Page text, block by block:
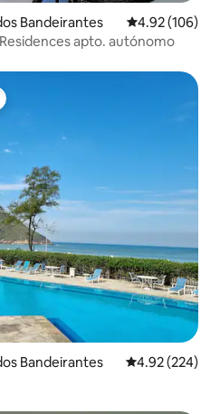
Bandeirantes Calificación
4.92 (106)
apto. autónomo
Bandeirantes Calificación
4.92 (224)